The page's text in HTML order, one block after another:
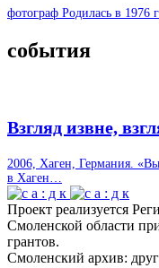
фото­граф Роди­лась в 1976
собы­тия
Взгляд извне,
2006, Хаген, Гер­ма­ния.
в Хаген…
Проект реализуется
Смоленской области
грантов.
Смоленский архив: